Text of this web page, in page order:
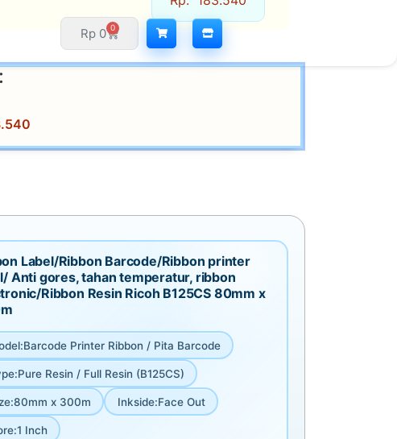
Rp 0 0
Label/Ribbon Barcode/Ribbon printer
Anti gores, tahan temperatur, ribbon
Ribbon Resin Ricoh B125CS 80mm x
:Barcode Printer Ribbon / Pita Barcode
:Pure Resin / Full Resin (B125CS)
:80mm x 300m Inkside:Face Out
:1 Inch